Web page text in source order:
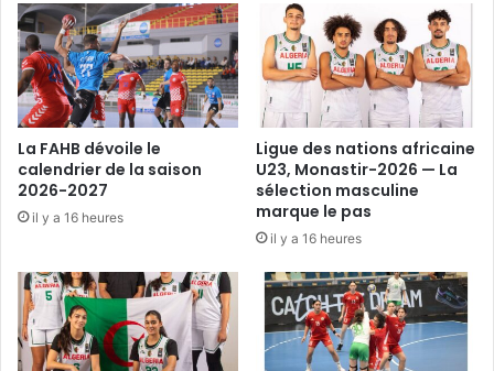
La FAHB dévoile le
calendrier de la saison
2026-2027
il y a 16 heures
Ligue des nations africaine
U23, Monastir-2026 — La
sélection masculine
marque le pas
il y a 16 heures